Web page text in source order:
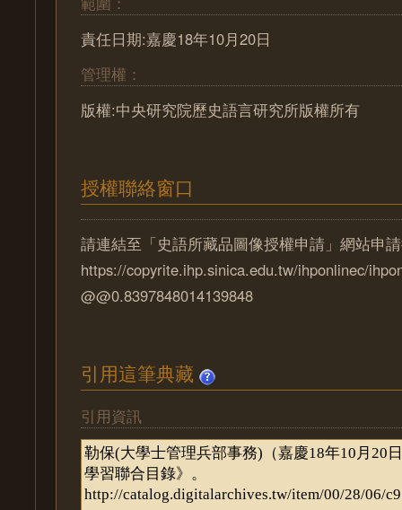
責任日期:嘉慶18年10月20日
管理權：
版權:中央研究院歷史語言研究所版權所有
授權聯絡窗口
請連結至「史語所藏品圖像授權申請」網站申
https://copyrite.ihp.sinica.edu.tw/ihponlinec/
@@0.8397848014139848
引用這筆典藏
引用資訊